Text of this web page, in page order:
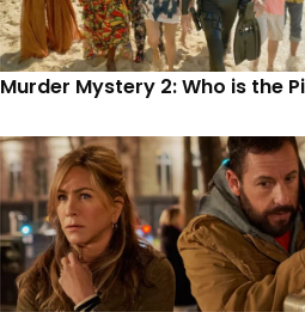
Murder Mystery 2: Who is the